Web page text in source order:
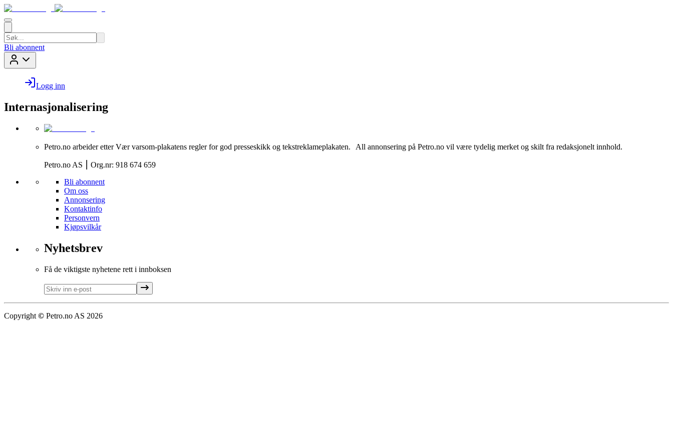
Bli abonnent
Logg inn
Internasjonalisering
Petro.no arbeider etter Vær varsom-plakatens regler for god presseskikk og tekstreklameplakaten. All annonsering på Petro.no vil være tydelig merket og skilt fra redaksjonelt innhold.
Petro.no AS ⎮ Org.nr: 918 674 659
Bli abonnent
Om oss
Annonsering
Kontaktinfo
Personvern
Kjøpsvilkår
Nyhetsbrev
Få de viktigste nyhetene rett i innboksen
Copyright © Petro.no AS 2026